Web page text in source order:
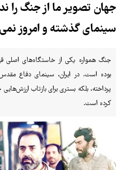
جهان تصویر ما از جنگ را
سینمای گذشته و امروز
جنگ همواره یکی از خاستگاه‌های اصلی
بوده است. در ایران، سینمای دفاع
پرداخته، بلکه بستری برای بازتاب
کرده است.